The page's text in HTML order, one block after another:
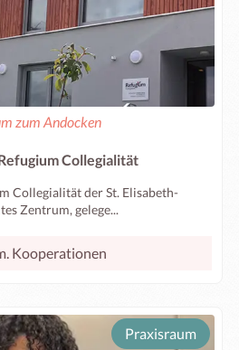
zum Andocken
Collegialität
Collegialität der St. Elisabeth-
Zentrum, gelege...
Kooperationen
Praxisraum